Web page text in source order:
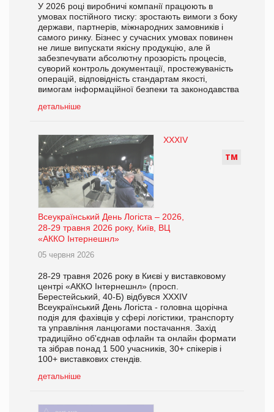
У 2026 році виробничі компанії працюють в
умовах постійного тиску: зростають вимоги з боку
держави, партнерів, міжнародних замовників і
самого ринку. Бізнес у сучасних умовах повинен
не лише випускати якісну продукцію, але й
забезпечувати абсолютну прозорість процесів,
суворий контроль документації, простежуваність
операцій, відповідність стандартам якості,
вимогам інформаційної безпеки та законодавства
детальніше
ТМ
XXXIV
Всеукраїнський День Логіста – 2026,
28-29 травня 2026 року, Київ, ВЦ
«АККО Інтернешнл»
05 червня 2026
28-29 травня 2026 року в Києві у виставковому
центрі «АККО Інтернешнл» (просп.
Берестейський, 40-Б) відбувся XXXIV
Всеукраїнський День Логіста - головна щорічна
подія для фахівців у сфері логістики, транспорту
та управління ланцюгами постачання. Захід
традиційно об'єднав офлайн та онлайн формати
та зібрав понад 1 500 учасників, 30+ спікерів і
100+ виставкових стендів.
детальніше